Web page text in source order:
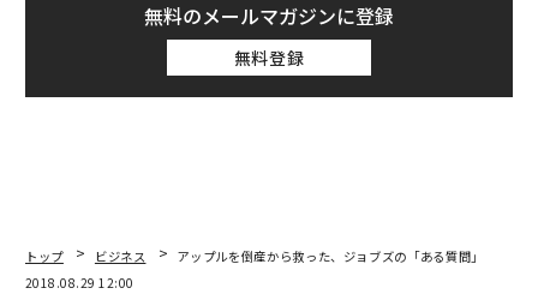
無料のメールマガジンに登録
無料登録
トップ ビジネス
アップルを倒産から救った、ジョブズの「ある質問」
2018.08.29 12:00